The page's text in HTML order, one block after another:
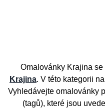
Omalovánky Krajina
Krajina. V této kategorii
Vyhledávejte omalovánky
(tagů), které jsou